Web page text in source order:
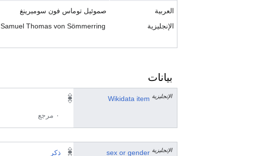
العربية
صموئيل توماس فون سوميرينغ
الإنجليزية
Samuel Thomas von Sömmerring
بيانات
Wikidata item الإنجليزية
٠ مرجع
sex or gender الإنجليزية ذكر